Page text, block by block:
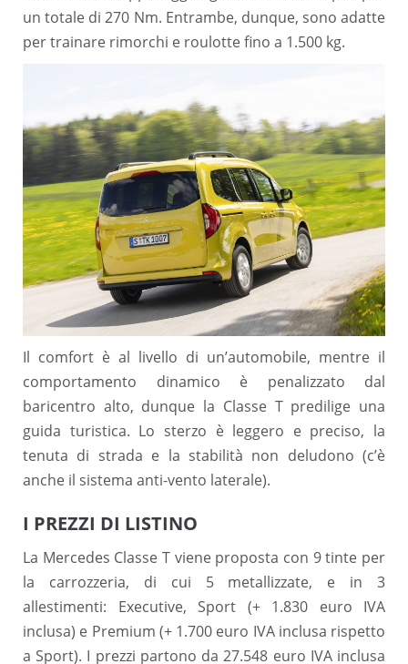
un totale di 270 Nm. Entrambe, dunque, sono adatte
per trainare rimorchi e roulotte fino a 1.500 kg.
Il comfort è al livello di un’automobile, mentre il
comportamento dinamico è penalizzato dal
baricentro alto, dunque la Classe T predilige una
guida turistica. Lo sterzo è leggero e preciso, la
tenuta di strada e la stabilità non deludono (c’è
anche il sistema anti-vento laterale).
I PREZZI DI LISTINO
La Mercedes Classe T viene proposta con 9 tinte per
la carrozzeria, di cui 5 metallizzate, e in 3
allestimenti: Executive, Sport (+ 1.830 euro IVA
inclusa) e Premium (+ 1.700 euro IVA inclusa rispetto
a Sport). I prezzi partono da 27.548 euro IVA inclusa